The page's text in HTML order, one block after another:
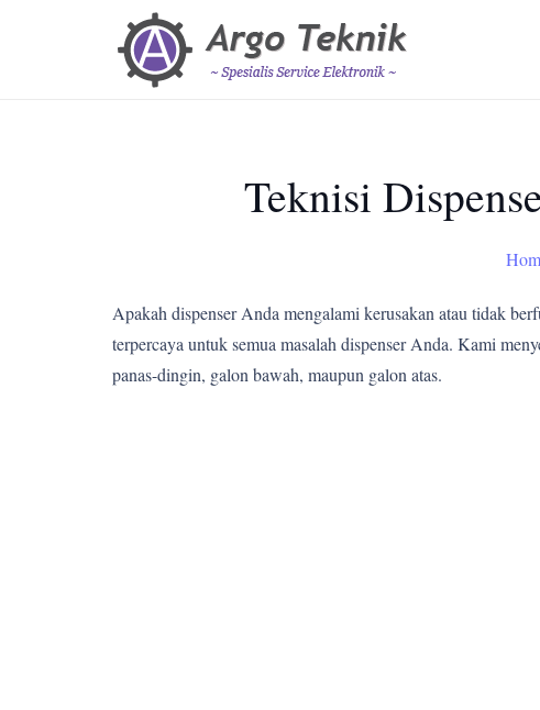
Teknisi
Apakah dispenser Anda mengalami kerusakan atau tidak
terpercaya untuk semua masalah dispenser Anda. Kami
panas-dingin, galon bawah, maupun galon atas.